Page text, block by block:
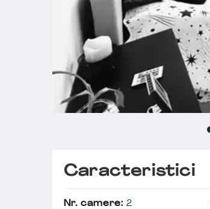
Caracteristici
Nr. camere: 2